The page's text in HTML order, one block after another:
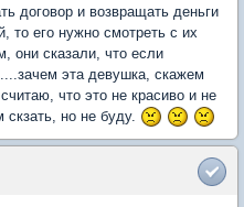
договор и возвращать деньги
то его нужно смотреть с их
они сказали, что если
эта девушка, скажем
что это не красиво и не
но не буду.